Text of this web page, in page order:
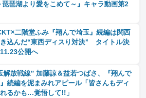
琵琶湖より愛をこめて～』キャラ動画第2
二階堂ふみ『翔んで埼玉』続編は関西
込んだ“東西ディスり対決” タイトル決
公開へ
解放戦線” 加藤諒＆益若つばさ、『翔んで
続編を泥まみれアピール「皆さんもディ
るかも…覚悟して!!」